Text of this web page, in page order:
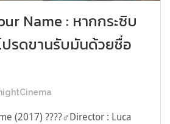
Name : หากกระซิบ
รดขานรับมันด้วยชื่อ
(2017) ?‍???‍♂️Director : Luca